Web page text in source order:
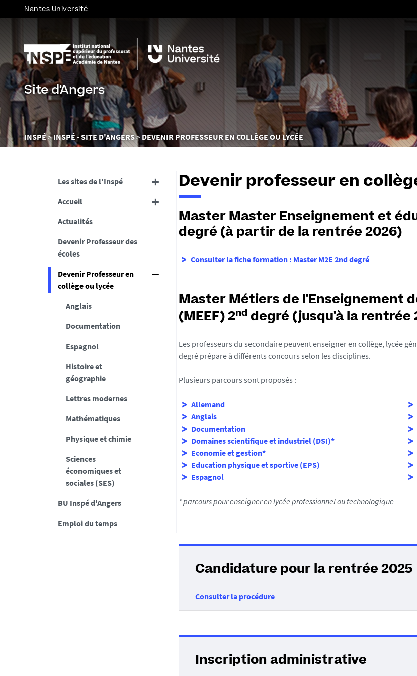
au
Nantes Université
Site d'Angers
Vous
êtes
INSPÉ INSPÉ - SITE D'ANGERS DEVENIR PROFESSEUR EN COLLÈGE OU LYCÉE
Les sites de l'Inspé
Accueil
Actualités
Devenir Professeur des
écoles
Devenir Professeur en
collège ou lycée
Anglais
Documentation
Espagnol
Histoire et
géographie
Lettres modernes
Mathématiques
Physique et chimie
Sciences
économiques et
sociales (SES)
BU Inspé d'Angers
Emploi du temps
Devenir professeur en
Master Master Enseignement et
degré (à partir de la rentrée 2026)
Consulter la fiche formation : Master M2E 2nd degré
Master Métiers de l'Enseignement
(MEEF) 2nd degré (jusqu'à la rentrée
Les professeurs du secondaire peuvent enseigner en collège, lycée
degré prépare à différents concours selon les disciplines.
Plusieurs parcours sont proposés :
Allemand
Anglais
Documentation
Domaines scientifique et industriel (DSI)*
Economie et gestion*
Education physique et sportive (EPS)
Espagnol
* parcours pour enseigner en lycée professionnel ou technologique
Candidature pour la rentrée 2025
Consulter la procédure
Inscription administrative